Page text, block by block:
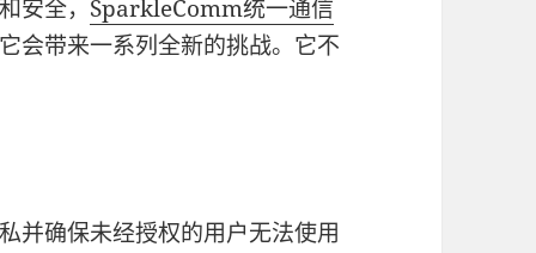
安全， SparkleComm统一通信
会带来一系列全新的挑战。它不
确保未经授权的用户无法使用